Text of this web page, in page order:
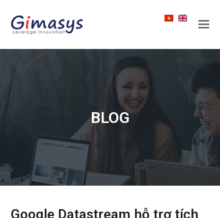
BLOG
Google Datastream hỗ trợ tích